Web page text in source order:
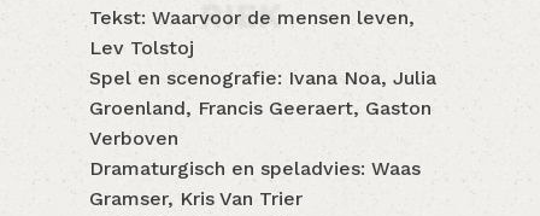
Tekst: Waarvoor de mensen leven,
Lev Tolstoj
Spel en scenografie: Ivana Noa, Julia
Groenland, Francis Geeraert, Gaston
Verboven
Dramaturgisch en speladvies: Waas
Gramser, Kris Van Trier